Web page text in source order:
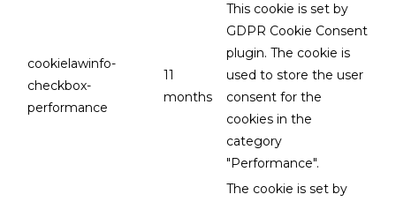
cookielawinfo-
checkbox-
performance
11
months
This cookie is set by
GDPR Cookie Consent
plugin. The cookie is
used to store the user
consent for the
cookies in the
category
"Performance".
The cookie is set by